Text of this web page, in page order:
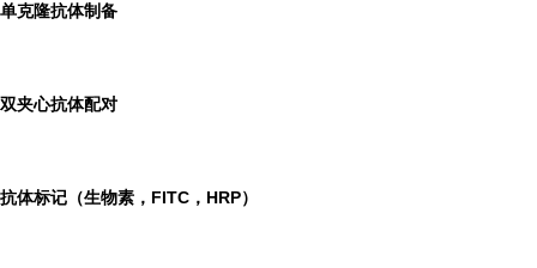
单克隆抗体制备
双夹心抗体配对
抗体标记（生物素，FITC，HRP）